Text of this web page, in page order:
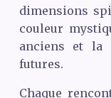
dimensions
couleur
anciens et la
futures.
Chaque